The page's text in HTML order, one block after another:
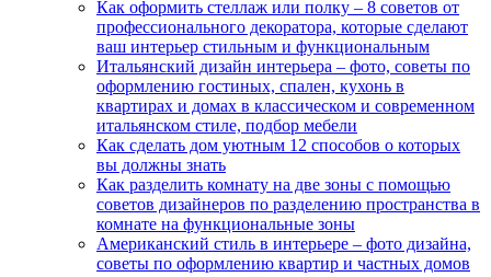
Как оформить стеллаж или полку – 8 советов от
профессионального декоратора, которые сделают
ваш интерьер стильным и функциональным
Итальянский дизайн интерьера – фото, советы по
оформлению гостиных, спален, кухонь в
квартирах и домах в классическом и современном
итальянском стиле, подбор мебели
Как сделать дом уютным 12 способов о которых
вы должны знать
Как разделить комнату на две зоны с помощью
советов дизайнеров по разделению пространства в
комнате на функциональные зоны
Американский стиль в интерьере – фото дизайна,
советы по оформлению квартир и частных домов